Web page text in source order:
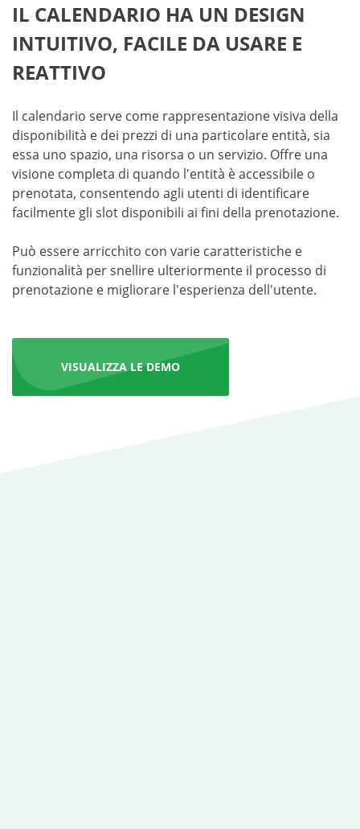
IL CALENDARIO HA UN DESIGN
INTUITIVO, FACILE DA USARE E
REATTIVO
Il calendario serve come rappresentazione visiva della
disponibilità e dei prezzi di una particolare entità, sia
essa uno spazio, una risorsa o un servizio. Offre una
visione completa di quando l'entità è accessibile o
prenotata, consentendo agli utenti di identificare
facilmente gli slot disponibili ai fini della prenotazione.
Può essere arricchito con varie caratteristiche e
funzionalità per snellire ulteriormente il processo di
prenotazione e migliorare l'esperienza dell'utente.
VISUALIZZA LE DEMO